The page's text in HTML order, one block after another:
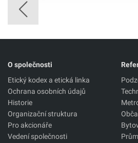
O společnosti
Etický kodex a etická linka
Ochrana osobních údajů
Historie
Organizační struktura
Pro akcionáře
Vedení společnosti